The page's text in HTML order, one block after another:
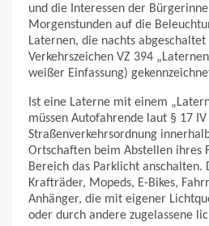
und die Interessen der
Morgenstunden auf die
Laternen, die nachts
Verkehrszeichen VZ 394
weißer Einfassung)
Ist eine Laterne mit einem
müssen Autofahrende laut § 17
Straßenverkehrsordnung
Ortschaften beim Abstellen ihres
Bereich das Parklicht anschalten.
Krafträder, Mopeds, E-Bikes,
Anhänger, die mit eigener
oder durch andere zugelassene